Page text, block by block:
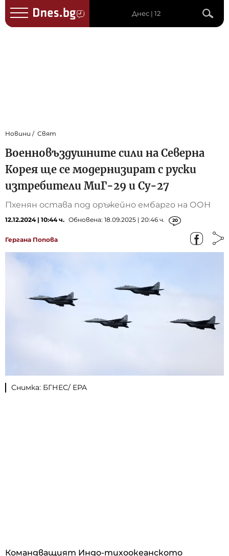
Днес | 12
Новини Свят
Военновъздушните сили на Северна
Корея ще се модернизират с руски
изтребители МиГ-29 и Су-27
Пхенян остава под оръжейно ембарго на ООН
12.12.2024 | 10:44 ч. Обновена: 18.09.2025 | 20:46 ч. 20
Гергана Попова
Снимка: БГНЕС/ EPA
Командващият Индо-тихоокеанското